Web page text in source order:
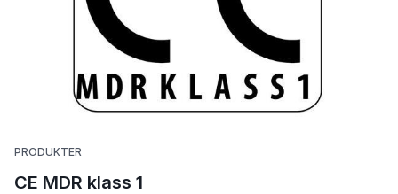
PRODUKTER
CE MDR klass 1